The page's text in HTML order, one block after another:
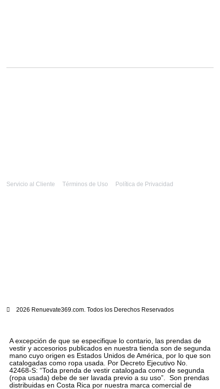
2026 Renuevate369.com. Todos los Derechos Reservados
Servicio al Cliente Términos de Uso Política de Privacidad
A excepción de que se especifique lo contario, las prendas de
vestir y accesorios publicados en nuestra tienda son de segunda
mano cuyo origen es Estados Unidos de América, por lo que son
catalogadas como ropa usada. Por Decreto Ejecutivo No.
42468-S: “Toda prenda de vestir catalogada como de segunda
(ropa usada) debe de ser lavada previo a su uso”. Son prendas
distribuidas en Costa Rica por nuestra marca comercial de